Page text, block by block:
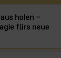
holen –
fürs neue